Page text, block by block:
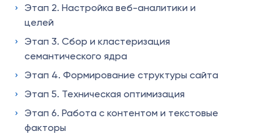
Этап 2. Настройка веб-аналитики и
целей
Этап 3. Сбор и кластеризация
семантического ядра
Этап 4. Формирование структуры сайта
Этап 5. Техническая оптимизация
Этап 6. Работа с контентом и текстовые
факторы